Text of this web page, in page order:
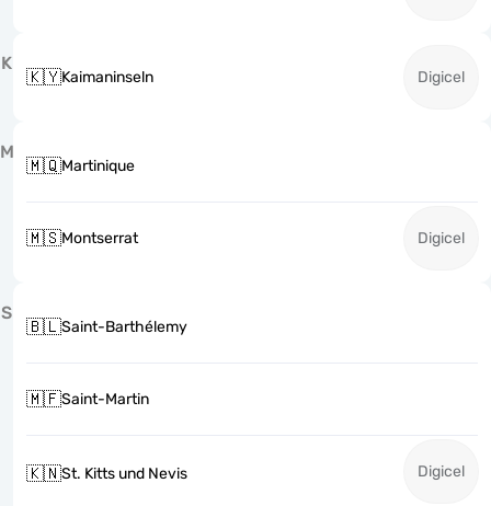
K
🇰🇾Kaimaninseln Digicel
M
🇲🇶Martinique
🇲🇸Montserrat Digicel
S
🇧🇱Saint-Barthélemy
🇲🇫Saint-Martin
🇰🇳St. Kitts und Nevis Digicel